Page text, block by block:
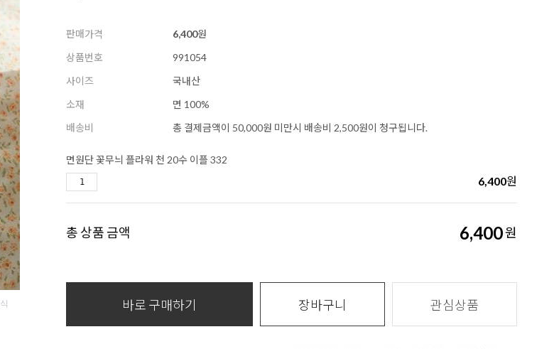
판매가격 6,400원
상품번호
991054
사이즈
국내산
소재
면 100%
배송비
총 결제금액이 50,000원 미만시 배송비 2,500원이 청구됩니다.
면원단 꽃무늬 플라워 천 20수 이플 332
6,400원
총 상품 금액 6,400원
바로 구매하기 장바구니 관심상품